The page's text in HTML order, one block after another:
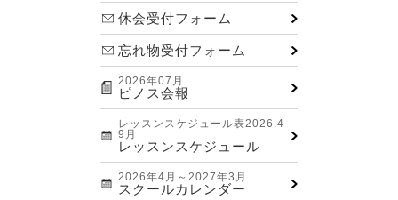
休会受付フォーム
忘れ物受付フォーム
2026年07月
ピノス会報
レッスンスケジュール表2026.4-
9月
レッスンスケジュール
2026年4月～2027年3月
スクールカレンダー